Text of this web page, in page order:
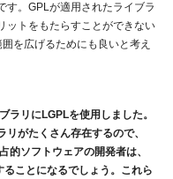
す。GPLが適用されたライブラ
ットをもたらすことができない
を広げるためにも良いと考え
ラリにLGPLを使用しました。
がたくさん存在するので、
的ソフトウェアの開発者は、
ことになるでしょう。これら